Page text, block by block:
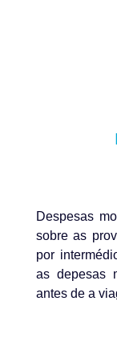
Despesas
sobre as
por
as depesas
antes de a